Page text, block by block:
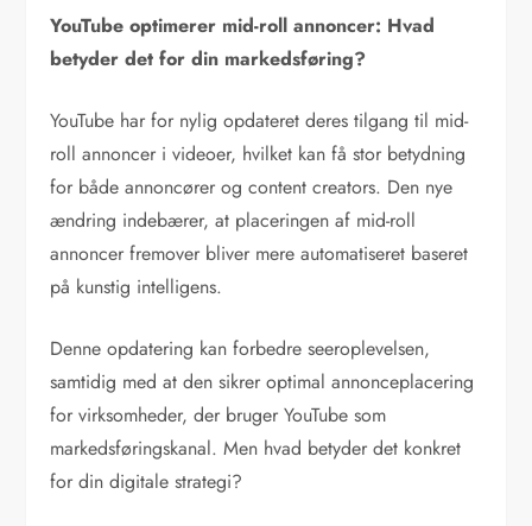
YouTube optimerer mid-roll annoncer: Hvad
betyder det for din markedsføring?
YouTube har for nylig opdateret deres tilgang til mid-
roll annoncer i videoer, hvilket kan få stor betydning
for både annoncører og content creators. Den nye
ændring indebærer, at placeringen af mid-roll
annoncer fremover bliver mere automatiseret baseret
på kunstig intelligens.
Denne opdatering kan forbedre seeroplevelsen,
samtidig med at den sikrer optimal annonceplacering
for virksomheder, der bruger YouTube som
markedsføringskanal. Men hvad betyder det konkret
for din digitale strategi?